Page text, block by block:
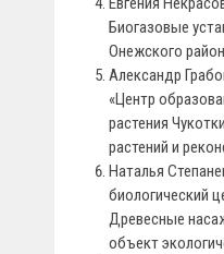
Биогазовые
Онежского
Александр
«Центр
растения
растений и
Наталья
биологический
Древесные
объект